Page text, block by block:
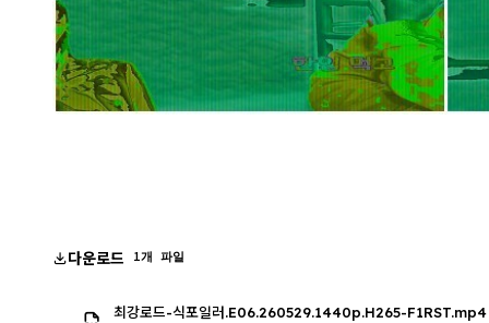
다운로드 1개 파일
최강로드-식포일러.E06.260529.1440p.H265-F1RST.mp4